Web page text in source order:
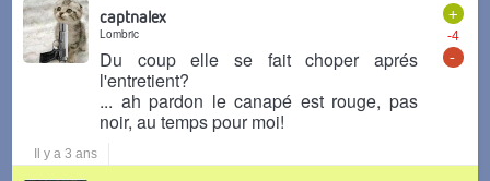
+
-4
-
captnalex
Lombric
Du coup elle se fait choper aprés
l'entretient?
... ah pardon le canapé est rouge, pas
noir, au temps pour moi!
Il y a 3 ans